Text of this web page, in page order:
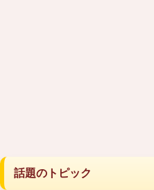
話題のトピック